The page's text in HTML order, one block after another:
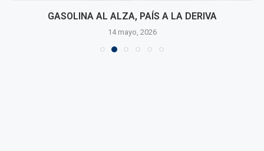
GASOLINA AL ALZA, PAÍS A LA DERIVA
14 mayo, 2026